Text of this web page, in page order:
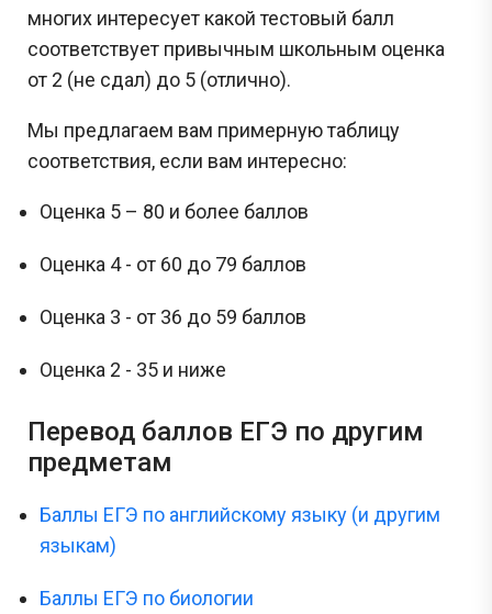
многих интересует какой тестовый балл
соответствует привычным школьным оценка
от 2 (не сдал) до 5 (отлично).
Мы предлагаем вам примерную таблицу
соответствия, если вам интересно:
Оценка 5 – 80 и более баллов
Оценка 4 - от 60 до 79 баллов
Оценка 3 - от 36 до 59 баллов
Оценка 2 - 35 и ниже
Перевод баллов ЕГЭ по другим
предметам
Баллы ЕГЭ по английскому языку (и другим
языкам)
Баллы ЕГЭ по биологии